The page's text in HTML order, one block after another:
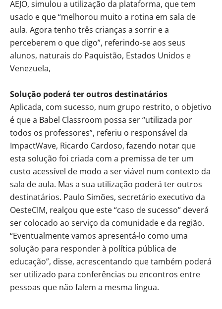
AEJO, simulou a utilização da plataforma, que tem
usado e que “melhorou muito a rotina em sala de
aula. Agora tenho três crianças a sorrir e a
perceberem o que digo”, referindo-se aos seus
alunos, naturais do Paquistão, Estados Unidos e
Venezuela,
Solução poderá ter outros destinatários
Aplicada, com sucesso, num grupo restrito, o objetivo
é que a Babel Classroom possa ser “utilizada por
todos os professores”, referiu o responsável da
ImpactWave, Ricardo Cardoso, fazendo notar que
esta solução foi criada com a premissa de ter um
custo acessível de modo a ser viável num contexto da
sala de aula. Mas a sua utilização poderá ter outros
destinatários. Paulo Simões, secretário executivo da
OesteCIM, realçou que este “caso de sucesso” deverá
ser colocado ao serviço da comunidade e da região.
“Eventualmente vamos apresentá-lo como uma
solução para responder à política pública de
educação”, disse, acrescentando que também poderá
ser utilizado para conferências ou encontros entre
pessoas que não falem a mesma língua.